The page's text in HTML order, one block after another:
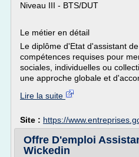
Niveau III - BTS/DUT
Le métier en détail
Le diplôme d'Etat d'assistant
compétences requises pour
sociales, individuelles ou
une approche globale et
Lire la suite
Site : https://
Offre D'emploi
Wickedin